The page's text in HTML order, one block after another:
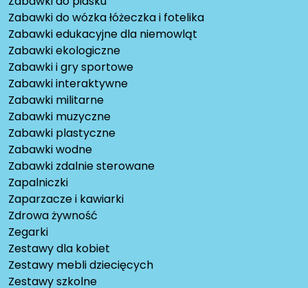
Zabawki do wózka łóżeczka i fotelika
Zabawki edukacyjne dla niemowląt
Zabawki ekologiczne
Zabawki i gry sportowe
Zabawki interaktywne
Zabawki militarne
Zabawki muzyczne
Zabawki plastyczne
Zabawki wodne
Zabawki zdalnie sterowane
Zapalniczki
Zaparzacze i kawiarki
Zdrowa żywność
Zegarki
Zestawy dla kobiet
Zestawy mebli dziecięcych
Zestawy szkolne